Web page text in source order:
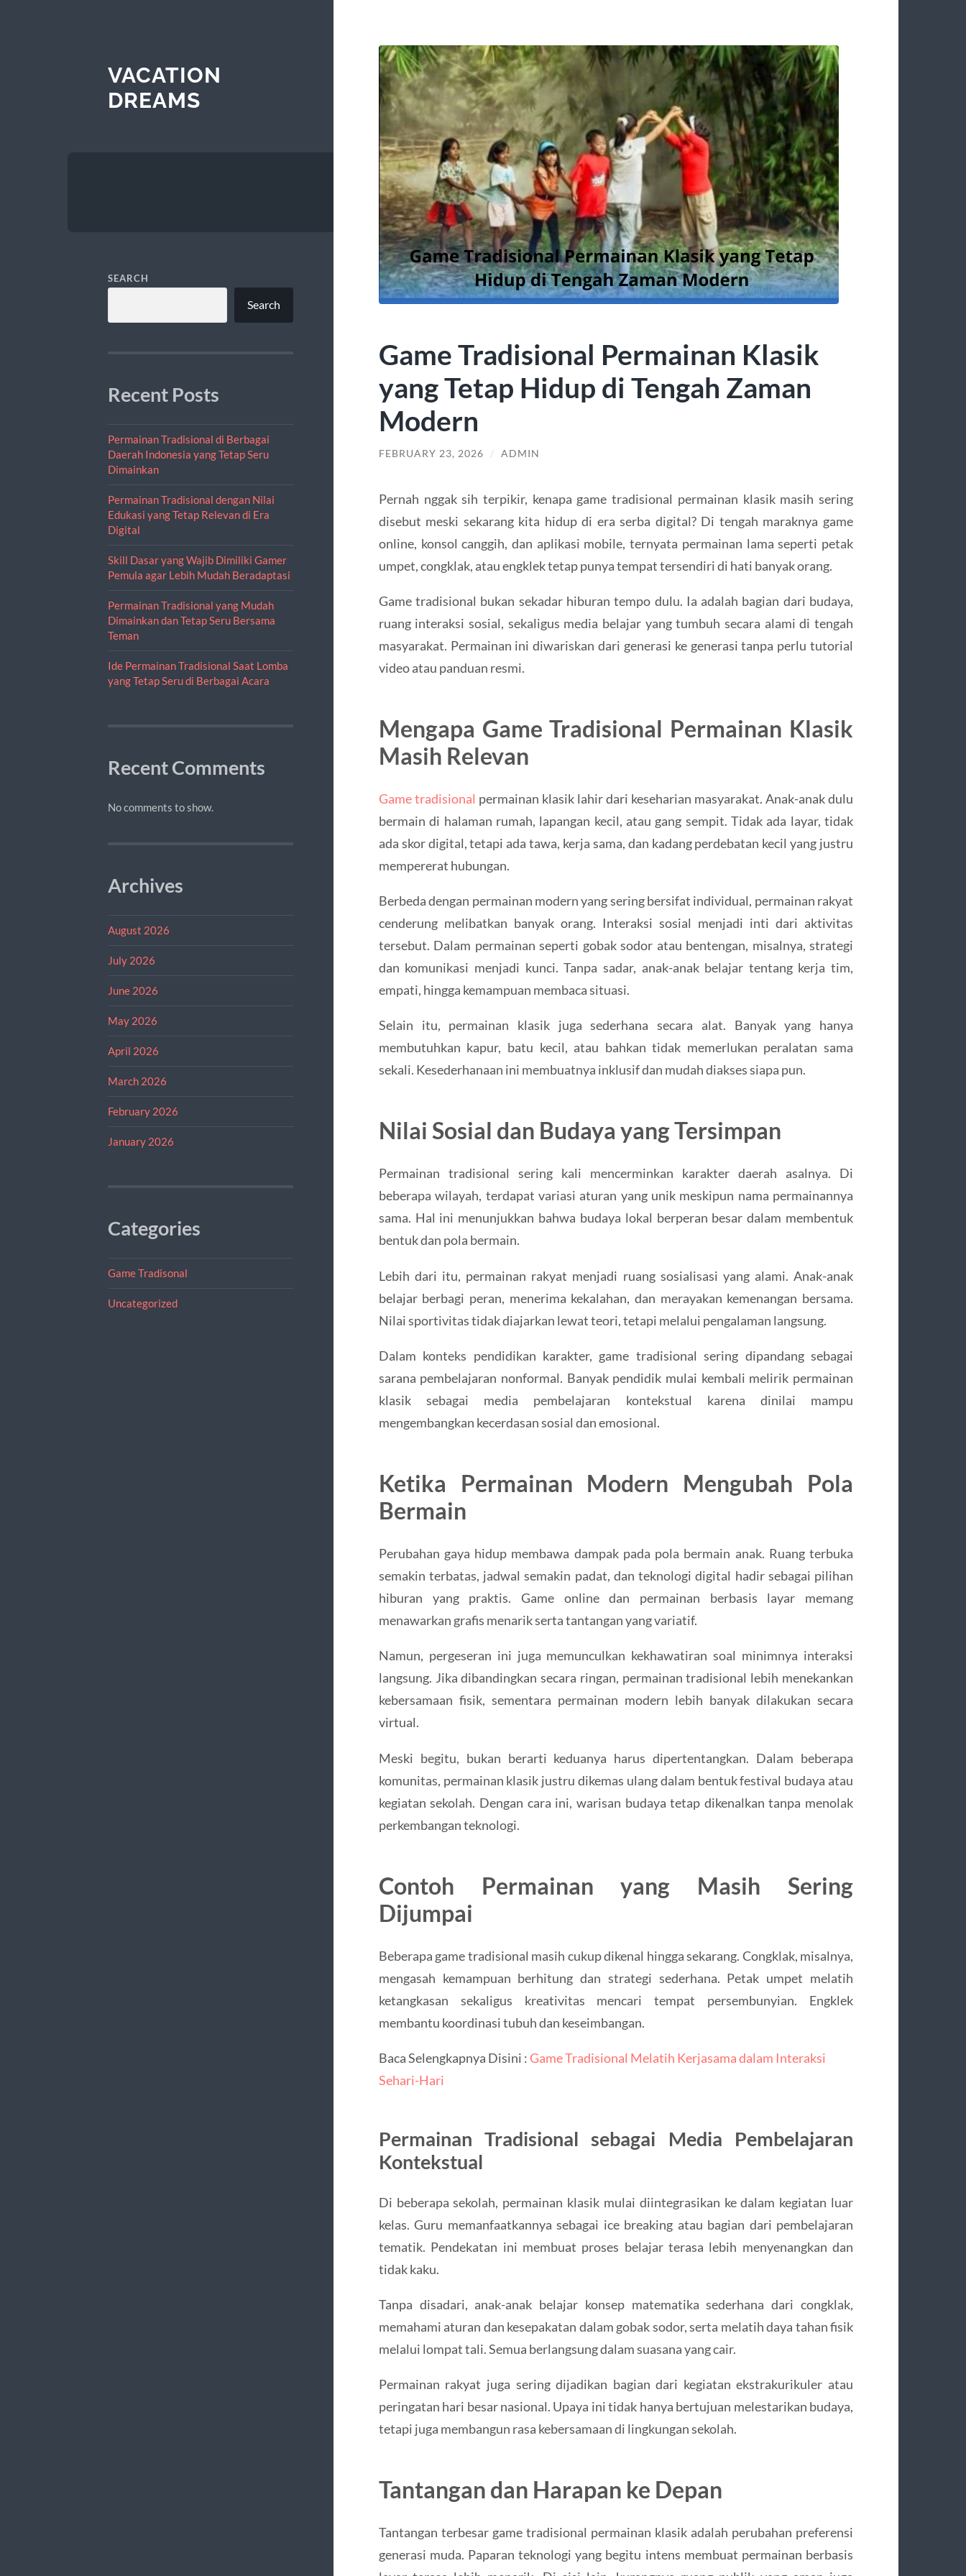
VACATION
DREAMS
SEARCH
Search
Recent Posts
Permainan Tradisional di Berbagai
Daerah Indonesia yang Tetap Seru
Dimainkan
Permainan Tradisional dengan Nilai
Edukasi yang Tetap Relevan di Era
Digital
Skill Dasar yang Wajib Dimiliki Gamer
Pemula agar Lebih Mudah Beradaptasi
Permainan Tradisional yang Mudah
Dimainkan dan Tetap Seru Bersama
Teman
Ide Permainan Tradisional Saat Lomba
yang Tetap Seru di Berbagai Acara
Recent Comments
No comments to show.
Archives
August 2026
July 2026
June 2026
May 2026
April 2026
March 2026
February 2026
January 2026
Categories
Game Tradisonal
Uncategorized
Game Tradisional Permainan Klasik
yang Tetap Hidup di Tengah Zaman
Modern
FEBRUARY 23, 2026 / ADMIN
Pernah nggak sih terpikir, kenapa game tradisional permainan klasik masih sering
disebut meski sekarang kita hidup di era serba digital? Di tengah maraknya game
online, konsol canggih, dan aplikasi mobile, ternyata permainan lama seperti petak
umpet, congklak, atau engklek tetap punya tempat tersendiri di hati banyak orang.
Game tradisional bukan sekadar hiburan tempo dulu. Ia adalah bagian dari budaya,
ruang interaksi sosial, sekaligus media belajar yang tumbuh secara alami di tengah
masyarakat. Permainan ini diwariskan dari generasi ke generasi tanpa perlu tutorial
video atau panduan resmi.
Mengapa Game Tradisional Permainan Klasik
Masih Relevan
Game tradisional permainan klasik lahir dari keseharian masyarakat. Anak-anak dulu
bermain di halaman rumah, lapangan kecil, atau gang sempit. Tidak ada layar, tidak
ada skor digital, tetapi ada tawa, kerja sama, dan kadang perdebatan kecil yang justru
mempererat hubungan.
Berbeda dengan permainan modern yang sering bersifat individual, permainan rakyat
cenderung melibatkan banyak orang. Interaksi sosial menjadi inti dari aktivitas
tersebut. Dalam permainan seperti gobak sodor atau bentengan, misalnya, strategi
dan komunikasi menjadi kunci. Tanpa sadar, anak-anak belajar tentang kerja tim,
empati, hingga kemampuan membaca situasi.
Selain itu, permainan klasik juga sederhana secara alat. Banyak yang hanya
membutuhkan kapur, batu kecil, atau bahkan tidak memerlukan peralatan sama
sekali. Kesederhanaan ini membuatnya inklusif dan mudah diakses siapa pun.
Nilai Sosial dan Budaya yang Tersimpan
Permainan tradisional sering kali mencerminkan karakter daerah asalnya. Di
beberapa wilayah, terdapat variasi aturan yang unik meskipun nama permainannya
sama. Hal ini menunjukkan bahwa budaya lokal berperan besar dalam membentuk
bentuk dan pola bermain.
Lebih dari itu, permainan rakyat menjadi ruang sosialisasi yang alami. Anak-anak
belajar berbagi peran, menerima kekalahan, dan merayakan kemenangan bersama.
Nilai sportivitas tidak diajarkan lewat teori, tetapi melalui pengalaman langsung.
Dalam konteks pendidikan karakter, game tradisional sering dipandang sebagai
sarana pembelajaran nonformal. Banyak pendidik mulai kembali melirik permainan
klasik sebagai media pembelajaran kontekstual karena dinilai mampu
mengembangkan kecerdasan sosial dan emosional.
Ketika Permainan Modern Mengubah Pola
Bermain
Perubahan gaya hidup membawa dampak pada pola bermain anak. Ruang terbuka
semakin terbatas, jadwal semakin padat, dan teknologi digital hadir sebagai pilihan
hiburan yang praktis. Game online dan permainan berbasis layar memang
menawarkan grafis menarik serta tantangan yang variatif.
Namun, pergeseran ini juga memunculkan kekhawatiran soal minimnya interaksi
langsung. Jika dibandingkan secara ringan, permainan tradisional lebih menekankan
kebersamaan fisik, sementara permainan modern lebih banyak dilakukan secara
virtual.
Meski begitu, bukan berarti keduanya harus dipertentangkan. Dalam beberapa
komunitas, permainan klasik justru dikemas ulang dalam bentuk festival budaya atau
kegiatan sekolah. Dengan cara ini, warisan budaya tetap dikenalkan tanpa menolak
perkembangan teknologi.
Contoh Permainan yang Masih Sering
Dijumpai
Beberapa game tradisional masih cukup dikenal hingga sekarang. Congklak, misalnya,
mengasah kemampuan berhitung dan strategi sederhana. Petak umpet melatih
ketangkasan sekaligus kreativitas mencari tempat persembunyian. Engklek
membantu koordinasi tubuh dan keseimbangan.
Baca Selengkapnya Disini :Game Tradisional Melatih Kerjasama dalam Interaksi
Sehari-Hari
Permainan Tradisional sebagai Media Pembelajaran
Kontekstual
Di beberapa sekolah, permainan klasik mulai diintegrasikan ke dalam kegiatan luar
kelas. Guru memanfaatkannya sebagai ice breaking atau bagian dari pembelajaran
tematik. Pendekatan ini membuat proses belajar terasa lebih menyenangkan dan
tidak kaku.
Tanpa disadari, anak-anak belajar konsep matematika sederhana dari congklak,
memahami aturan dan kesepakatan dalam gobak sodor, serta melatih daya tahan fisik
melalui lompat tali. Semua berlangsung dalam suasana yang cair.
Permainan rakyat juga sering dijadikan bagian dari kegiatan ekstrakurikuler atau
peringatan hari besar nasional. Upaya ini tidak hanya bertujuan melestarikan budaya,
tetapi juga membangun rasa kebersamaan di lingkungan sekolah.
Tantangan dan Harapan ke Depan
Tantangan terbesar game tradisional permainan klasik adalah perubahan preferensi
generasi muda. Paparan teknologi yang begitu intens membuat permainan berbasis